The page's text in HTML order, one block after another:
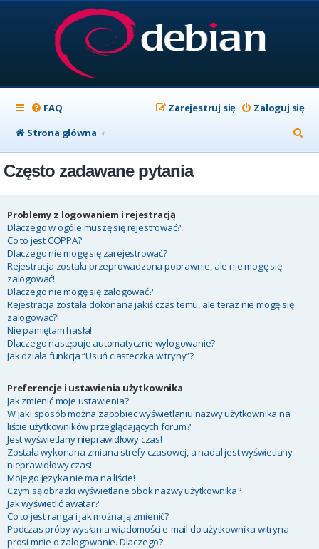
FAQ Zaloguj się
Zarejestruj się
Strona główna
z
Często zadawane pytania
Problemy z logowaniem i rejestracją
Dlaczego w ogóle muszę się rejestrować?
Co to jest COPPA?
Dlaczego nie mogę się zarejestrować?
Rejestracja została przeprowadzona poprawnie, ale nie mogę się
zalogować!
Dlaczego nie mogę się zalogować?
Rejestracja została dokonana jakiś czas temu, ale teraz nie mogę się
zalogować?!
Nie pamiętam hasła!
Dlaczego następuje automatyczne wylogowanie?
Jak działa funkcja “Usuń ciasteczka witryny”?
Preferencje i ustawienia użytkownika
Jak zmienić moje ustawienia?
W jaki sposób można zapobiec wyświetlaniu nazwy użytkownika na
liście użytkowników przeglądających forum?
Jest wyświetlany nieprawidłowy czas!
Została wykonana zmiana strefy czasowej, a nadal jest wyświetlany
nieprawidłowy czas!
Mojego języka nie ma na liście!
Czym są obrazki wyświetlane obok nazwy użytkownika?
Jak wyświetlić awatar?
Co to jest ranga i jak można ją zmienić?
Podczas próby wysłania wiadomości e-mail do użytkownika witryna
prosi mnie o zalogowanie. Dlaczego?